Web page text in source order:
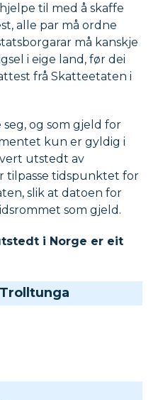
til med å skaffe
alle par må ordne
må kanskje
i eige land, før dei
frå Skatteetaten i
og som gjeld for
kun er gyldig i
utstedt av
tilpasse tidspunktet for
slik at datoen for
som gjeld.
i Norge er eit